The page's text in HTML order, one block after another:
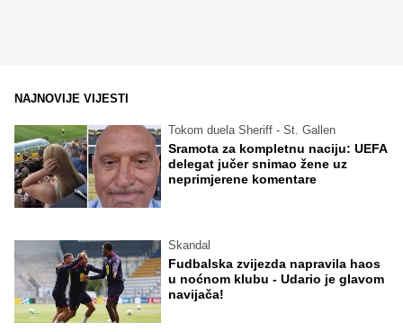
NAJNOVIJE VIJESTI
Tokom duela Sheriff - St. Gallen
Sramota za kompletnu naciju: UEFA
delegat jučer snimao žene uz
neprimjerene komentare
Skandal
Fudbalska zvijezda napravila haos
u noćnom klubu - Udario je glavom
navijača!